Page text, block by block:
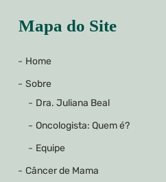
Mapa do Site
Home
Sobre
Dra. Juliana Beal
Oncologista: Quem é?
Equipe
Câncer de Mama